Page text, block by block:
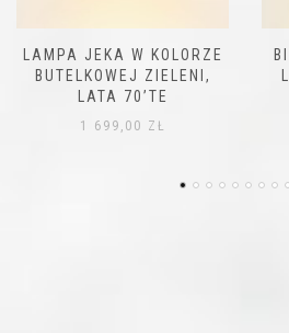
BIAŁA SKANDYNAWSKA
LAMPA SIERRA, LATA
70’TE
1 350,00ZŁ